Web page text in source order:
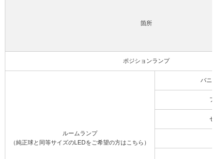
箇所
ポジションランプ
ルームランプ
（純正球と同等サイズのLEDをご希望の方はこちら）
バニ
フ
セ